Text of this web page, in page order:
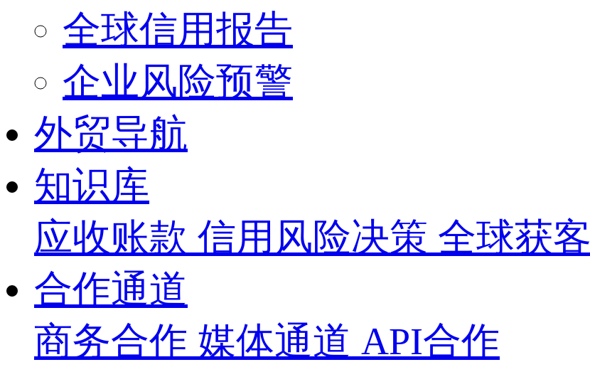
全球信用报告
企业风险预警
外贸导航
知识库
应收账款 信用风险决策 全球获客
合作通道
商务合作 媒体通道 API合作